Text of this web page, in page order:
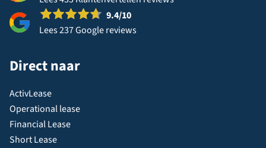
9.4/10
Lees 237 Google reviews
Direct naar
ActivLease
Operational lease
Financial Lease
Short Lease